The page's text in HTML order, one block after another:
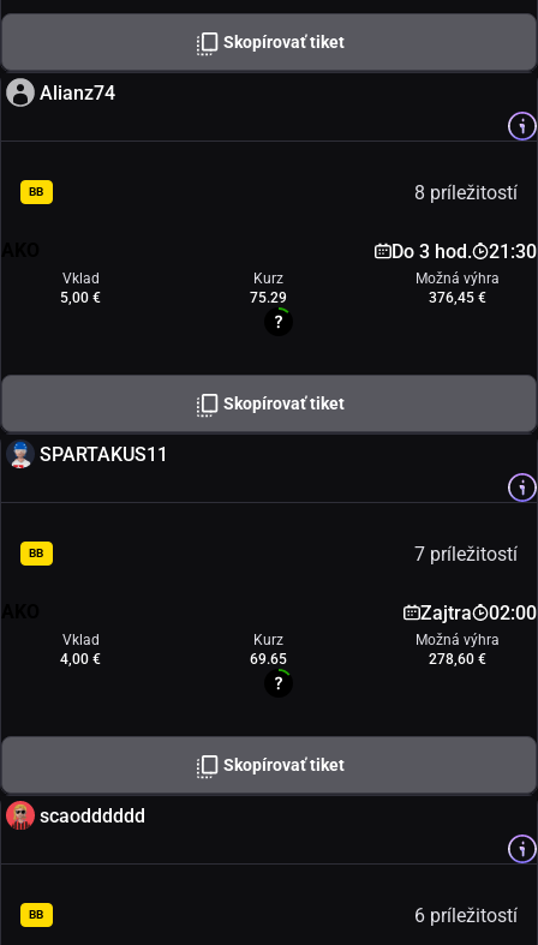
Skopírovať tiket
Alianz74
BB 8 príležitostí
Do 3 hod. 21:30
Vklad
5,00 €
Kurz
75.29
Možná výhra
376,45 €
Skopírovať tiket
SPARTAKUS11
BB 7 príležitostí
Zajtra 02:00
Vklad
4,00 €
Kurz
69.65
Možná výhra
278,60 €
Skopírovať tiket
scaodddddd
BB 6 príležitostí